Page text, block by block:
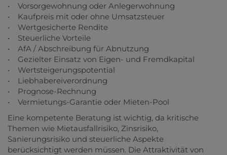
• Vorsorgewohnung oder Anlegerwohnung
• Kaufpreis mit oder ohne Umsatzsteuer
• Wertgesicherte Rendite
• Steuerliche Vorteile
• AfA / Abschreibung für Abnutzung
• Gezielter Einsatz von Eigen- und Fremdkapital
• Wertsteigerungspotential
• Liebhabereiverordnung
• Prognose-Rechnung
• Vermietungs-Garantie oder Mieten-Pool
Eine kompetente Beratung ist wichtig, da kritische
Themen wie Mietausfallrisiko, Zinsrisiko,
Sanierungsrisiko und steuerliche Aspekte
berücksichtigt werden müssen. Die Attraktivität von